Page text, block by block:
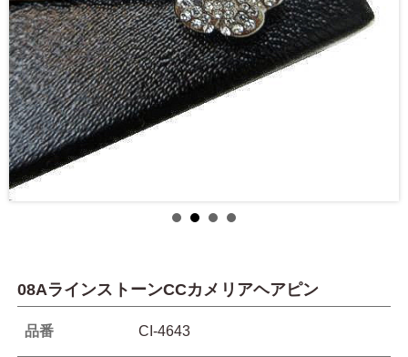
08AラインストーンCCカメリアヘアピン
品番 CI-4643